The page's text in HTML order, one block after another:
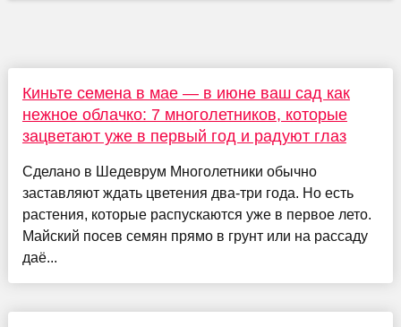
Киньте семена в мае — в июне ваш сад как
нежное облачко: 7 многолетников, которые
зацветают уже в первый год и радуют глаз
Сделано в Шедеврум Многолетники обычно
заставляют ждать цветения два-три года. Но есть
растения, которые распускаются уже в первое лето.
Майский посев семян прямо в грунт или на рассаду
даё...